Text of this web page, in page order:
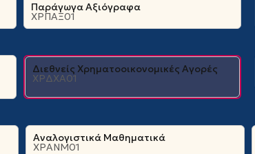
Παράγωγα Αξιόγραφα
ΧΡΠΑΞ01
Διεθνείς Χρηματοοικονομικές Αγορές
ΧΡΔΧΑ01
Αναλογιστικά Μαθηματικά
ΧΡΑΝΜ01